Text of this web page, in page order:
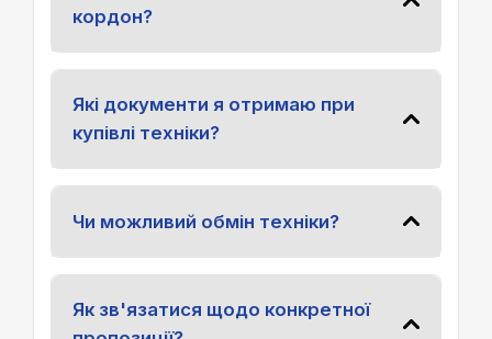
кордон?
Які документи я отримаю при
купівлі техніки?
Чи можливий обмін техніки?
Як зв'язатися щодо конкретної